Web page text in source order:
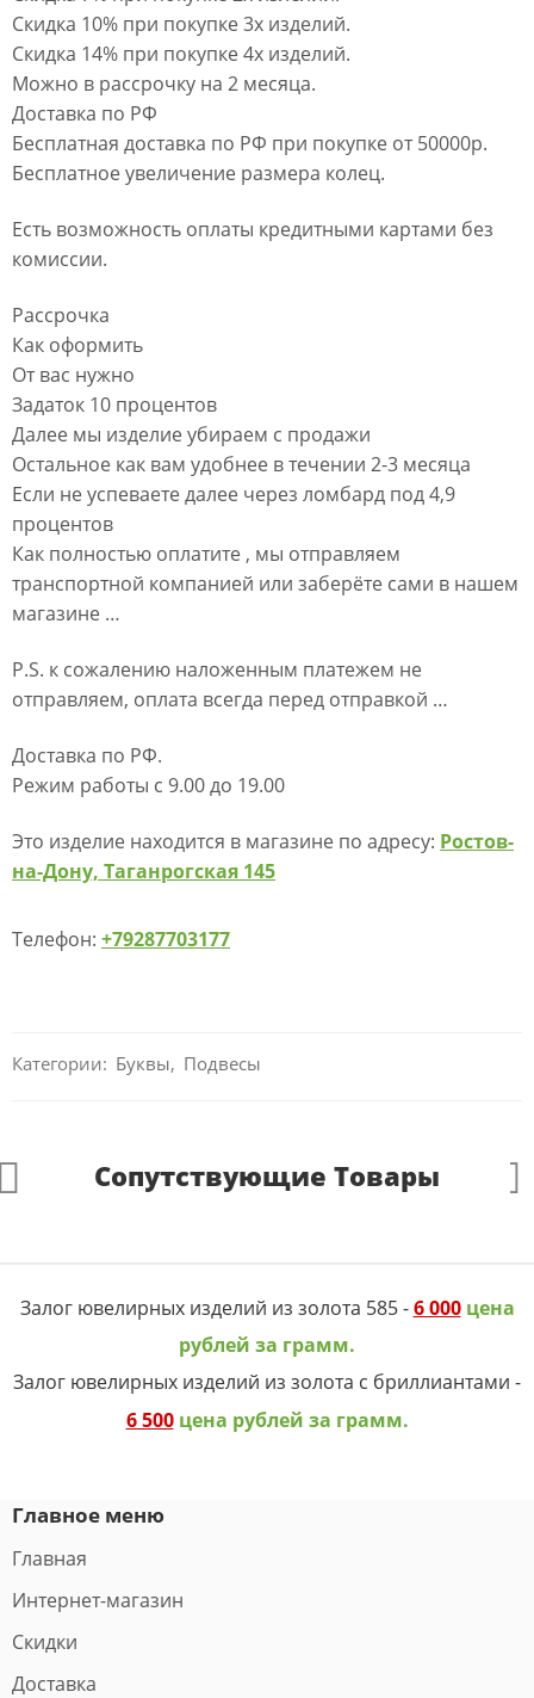
Скидка 10% при покупке 3х изделий.
Скидка 14% при покупке 4х изделий.
Можно в рассрочку на 2 месяца.
Доставка по РФ
Бесплатная доставка по РФ при покупке от 50000р.
Бесплатное увеличение размера колец.
Есть возможность оплаты кредитными картами без
комиссии.
Рассрочка
Как оформить
От вас нужно
Задаток 10 процентов
Далее мы изделие убираем с продажи
Остальное как вам удобнее в течении 2-3 месяца
Если не успеваете далее через ломбард под 4,9
процентов
Как полностью оплатите , мы отправляем
транспортной компанией или заберёте сами в нашем
магазине …
P.S. к сожалению наложенным платежем не
отправляем, оплата всегда перед отправкой …
Доставка по РФ.
Режим работы с 9.00 до 19.00
Это изделие находится в магазине по адресу: Ростов-
на-Дону, Таганрогская 145
Телефон: +79287703177
Категории: Буквы, Подвесы
Сопутствующие Товары
Залог ювелирных изделий из золота 585 -6 000цена
рублей за грамм.
Залог ювелирных изделий из золота с бриллиантами -
6 500цена рублей за грамм.
Главное меню
Главная
Интернет-магазин
Скидки
Доставка